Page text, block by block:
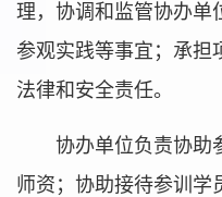
理，协调和监管协办单
参观实践等事宜；承担
法律和安全责任。
协办单位负责协助
师资；协助接待参训学